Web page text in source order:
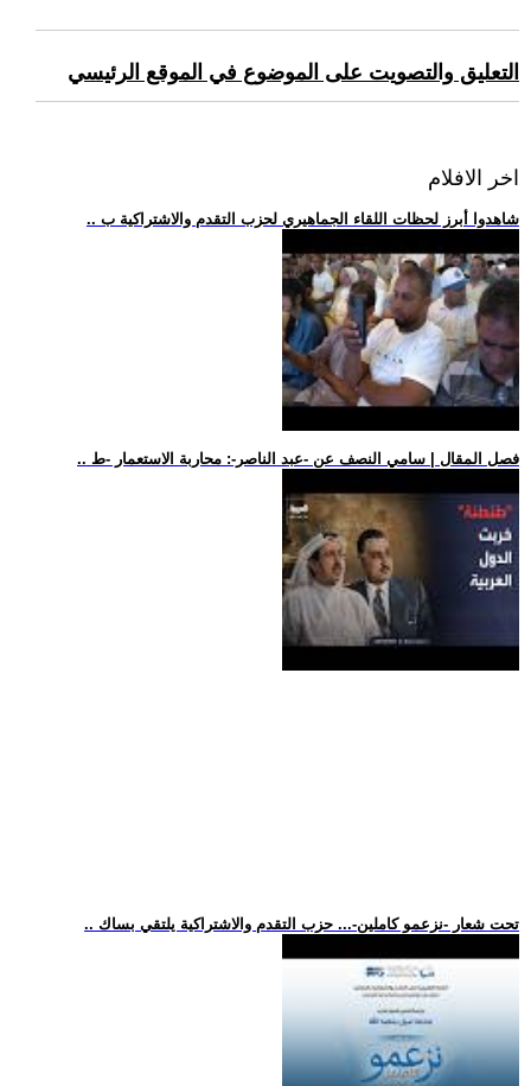
التعليق والتصويت على الموضوع في الموقع الرئيسي
اخر الافلام
.. شاهدوا أبرز لحظات اللقاء الجماهيري لحزب التقدم والاشتراكية ب
.. فصل المقال | سامي النصف عن -عبد الناصر-: محاربة الاستعمار -ط
.. تحت شعار -نزعمو كاملين-... حزب التقدم والاشتراكية يلتقي بساك